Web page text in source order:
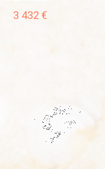
3 432 €